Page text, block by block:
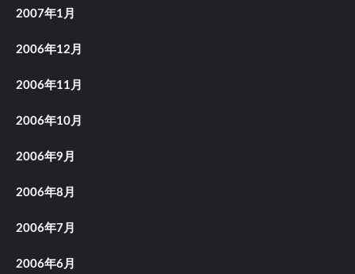
2007年1月
2006年12月
2006年11月
2006年10月
2006年9月
2006年8月
2006年7月
2006年6月